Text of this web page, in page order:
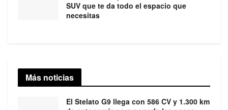
SUV que te da todo el espacio que
necesitas
Más noticias
El Stelato G9 llega con 586 CV y 1.300 km